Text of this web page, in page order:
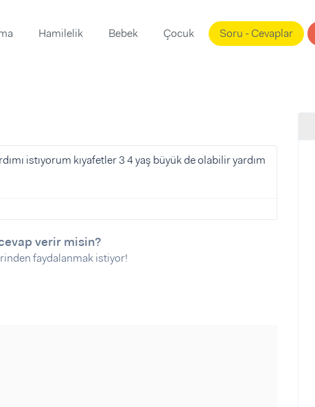
Hamilelik Bebek Çocuk Soru - Cevaplar
istıyorum kıyafetler 3 4 yaş büyük de olabilir yardım
verir misin?
faydalanmak istiyor!